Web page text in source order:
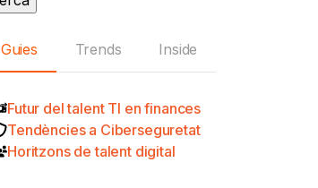
Guies Trends Inside
Futur del talent TI en finances
Tendències a Ciberseguretat
Horitzons de talent digital